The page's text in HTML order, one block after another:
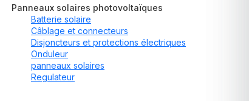
Panneaux solaires photovoltaïques
Batterie solaire
Câblage et connecteurs
Disjoncteurs et protections électriques
Onduleur
panneaux solaires
Regulateur